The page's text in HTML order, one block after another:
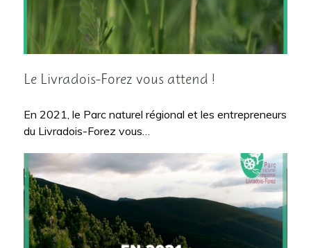
Le Livradois-Forez vous attend !
En 2021, le Parc naturel régional et les entrepreneurs
du Livradois-Forez vous…